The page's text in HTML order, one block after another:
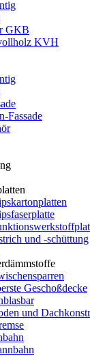
GKB
KVH
Fassade
und -schüttung
Geschoßdecke
und